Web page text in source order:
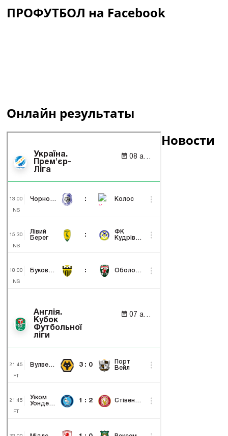
ПРОФУТБОЛ на Facebook
Онлайн результаты
Новости